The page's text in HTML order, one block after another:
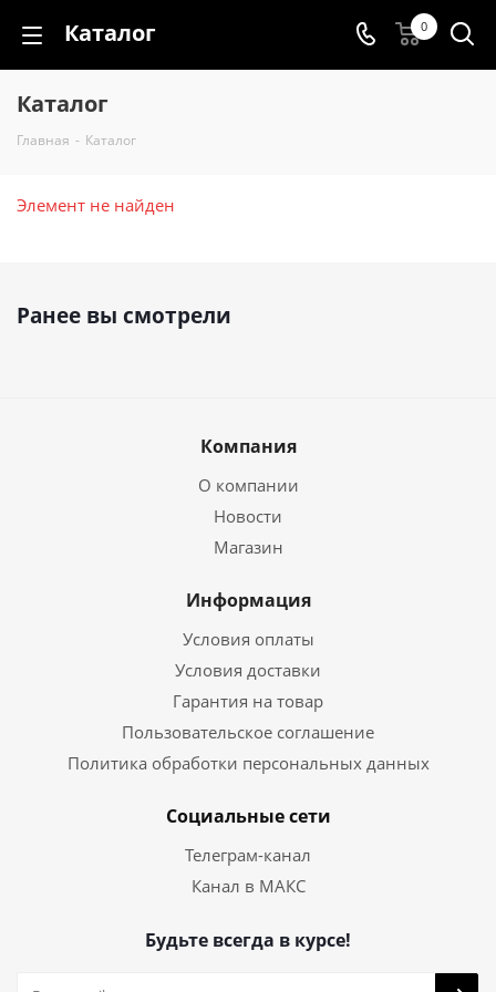
Каталог 0
Каталог
Главная - Каталог
Элемент не найден
Ранее вы смотрели
Компания
О компании
Новости
Магазин
Информация
Условия оплаты
Условия доставки
Гарантия на товар
Пользовательское соглашение
Политика обработки персональных данных
Социальные сети
Телеграм-канал
Канал в МАКС
Будьте всегда в курсе!